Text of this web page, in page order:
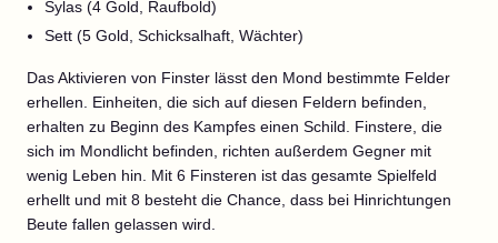
Sylas (4 Gold, Raufbold)
Sett (5 Gold, Schicksalhaft, Wächter)
Das Aktivieren von Finster lässt den Mond bestimmte Felder
erhellen. Einheiten, die sich auf diesen Feldern befinden,
erhalten zu Beginn des Kampfes einen Schild. Finstere, die
sich im Mondlicht befinden, richten außerdem Gegner mit
wenig Leben hin. Mit 6 Finsteren ist das gesamte Spielfeld
erhellt und mit 8 besteht die Chance, dass bei Hinrichtungen
Beute fallen gelassen wird.